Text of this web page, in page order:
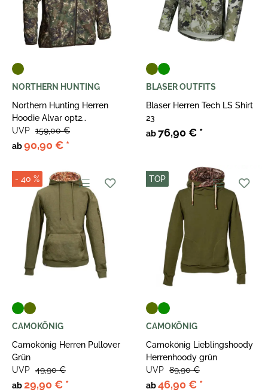
NORTHERN HUNTING
Northern Hunting Herren
Hoodie Alvar opt2
Camouflage
ab90,90 € *
UVP 159,00 €
BLASER OUTFITS
Blaser Herren Tech LS Shirt
23
ab76,90 € *
- 40 %
CAMOKÖNIG
Camokönig Herren Pullover
Grün
ab29,90 € *
UVP 49,90 €
TOP
CAMOKÖNIG
Camokönig Lieblingshoody
Herrenhoody grün
ab46,90 € *
UVP 89,90 €